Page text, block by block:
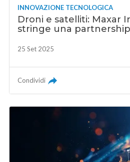
INNOVAZIONE TECNOLOGICA
Droni e satelliti: Maxar
stringe una
25 Set 2025
Condividi